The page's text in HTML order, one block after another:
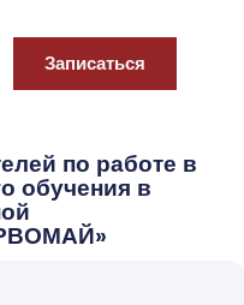
Записаться
по работе в
обучения в